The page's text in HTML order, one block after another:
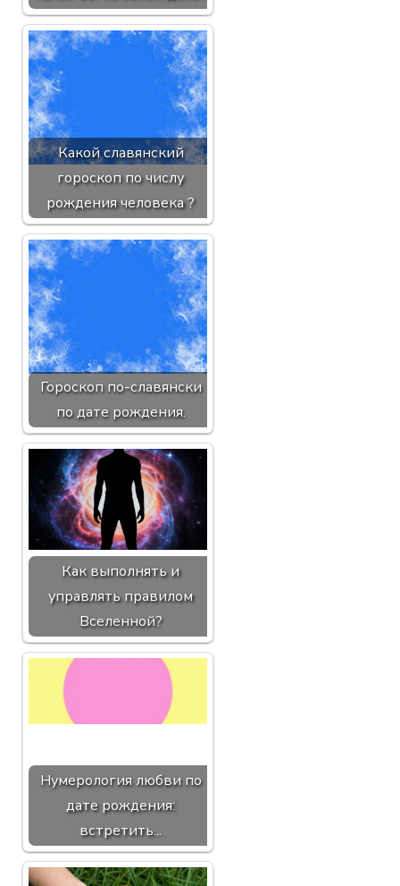
Какой славянский
гороскоп по числу
рождения человека ?
Гороскоп по-славянски
по дате рождения.
Как выполнять и
управлять правилом
Вселенной?
Нумерология любви по
дате рождения:
встретить...